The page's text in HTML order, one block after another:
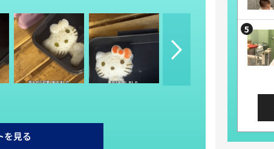
を見る